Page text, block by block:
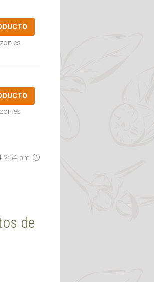
2:54 pm
de